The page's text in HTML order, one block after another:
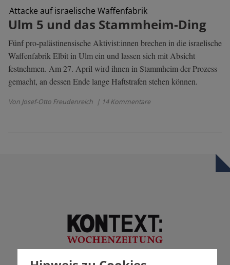
Attacke auf israelische Waffenfabrik
Ulm 5 und das Stammheim-Ding
Fünf pro-palästinensische Aktivist:innen brechen in die israelische
Waffenfabrik Elbit in Ulm ein und lassen sich mit Absicht
festnehmen. Am 27. April wird ihnen in Stammheim der Prozess
gemacht, an dessen Ende lange Haftstrafen stehen können.
Von Josef-Otto Freudenreich | 14 Kommentare